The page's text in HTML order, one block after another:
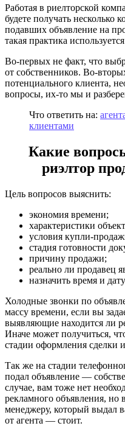
Работая в риелторской
будете получать несколько
подавших объявление на
такая практика
Во-первых не факт, что
от собственников. Во-
потенциального клиента,
вопросы, их-то мы и
Что ответить на:
клиентами
Какие
риэлтор
Цель вопросов выяснить:
экономия времени;
характеристики
условия купли-
стадия готовности
причину продажи;
реально ли продавец
назначить время и
Холодные звонки по
массу времени, если вы
выявляющие находится ли
Иначе может получиться,
стадии оформления сделки
Так же на стадии
подал объявление —
случае, вам тоже нет
рекламного объявления, но
менеджеру, который выдал
от агента — стоит.